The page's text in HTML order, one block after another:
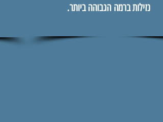
נזילות ברמה הגבוהה ביותר.